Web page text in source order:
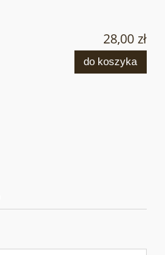
28,00 zł
do koszyka